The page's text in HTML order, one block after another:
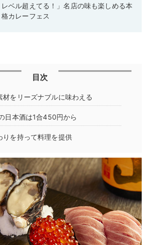
レベル超えてる！」名店の味も楽しめる本
格カレーフェス
目次
材をリーズナブルに味わえる
日本酒は1合450円から
りを持って料理を提供